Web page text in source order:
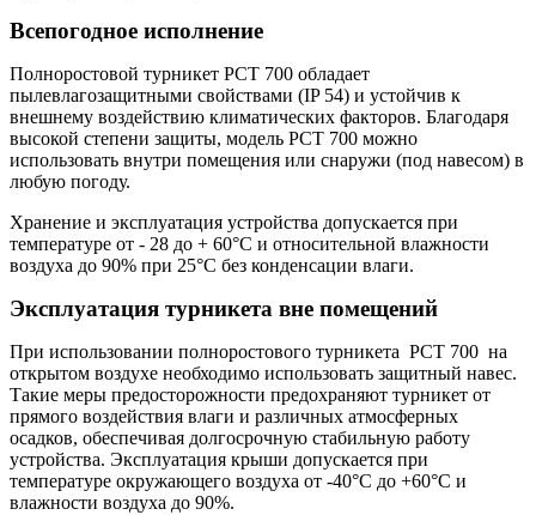
Всепогодное исполнение
Полноростовой турникет РСТ 700 обладает
пылевлагозащитными свойствами (IP 54) и устойчив к
внешнему воздействию климатических факторов. Благодаря
высокой степени защиты, модель РСТ 700 можно
использовать внутри помещения или снаружи (под навесом) в
любую погоду.
Хранение и эксплуатация устройства допускается при
температуре от - 28 до + 60°С и относительной влажности
воздуха до 90% при 25°С без конденсации влаги.
Эксплуатация турникета вне помещений
При использовании полноростового турникета РСТ 700 на
открытом воздухе необходимо использовать защитный навес.
Такие меры предосторожности предохраняют турникет от
прямого воздействия влаги и различных атмосферных
осадков, обеспечивая долгосрочную стабильную работу
устройства. Эксплуатация крыши допускается при
температуре окружающего воздуха от -40°С до +60°С и
влажности воздуха до 90%.